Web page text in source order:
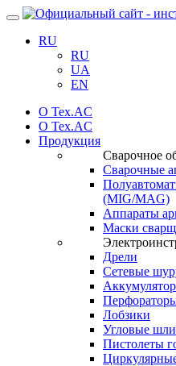
Навигация
RU
RU
UA
EN
О Tex.AC
О Tex.AC
Продукция
Сварочное
Сварочные
(MIG/MAG)
Аппараты
Маски
Дрели
Сетевые
Лобзики
Угловые
Пистолеты